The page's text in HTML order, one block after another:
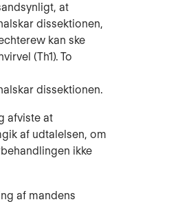
at
dissektionen,
kan ske
(Th1). To
dissektionen.
afviste at
af udtalelsen, om
ikke
af mandens